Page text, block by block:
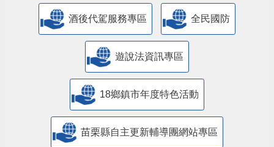
酒後代駕服務專區 全民國防
遊說法資訊專區
18鄉鎮市年度特色活動
苗栗縣自主更新輔導團網站專區